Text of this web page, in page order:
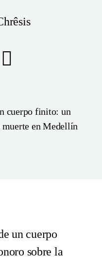
cuerpo finito: un
en Medellín
un cuerpo
sobre la